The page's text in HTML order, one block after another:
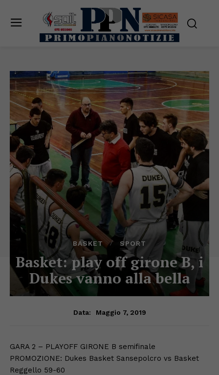
BASKET SPORT
Basket: play off girone B, i
Dukes vanno alla bella
Data: Maggio 7, 2019
GARA 2 – PLAYOFF GIRONE B semifinale
PROMOZIONE: Dukes Basket Sansepolcro vs Basket
Reggello 59-60